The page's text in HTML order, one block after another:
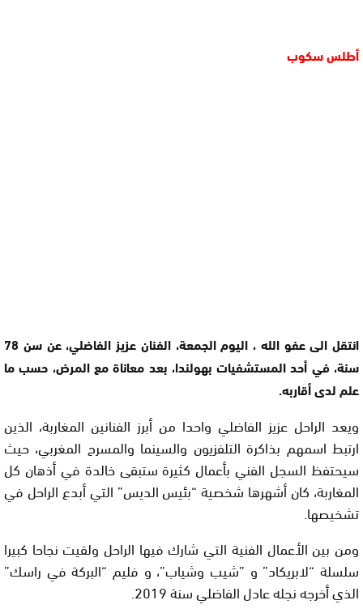
أطلس سكوب
انتقل الى عفو الله ، اليوم الجمعة، الفنان عزيز الفاضلي، عن سن 78
سنة، في أحد المستشفيات بهولندا، بعد معاناة مع المرض، حسب ما
علم لدى أقاربه.
ويعد الراحل عزيز الفاضلي واحدا من أبرز الفنانين المغاربة، الذين
ارتبط اسمهم بذاكرة التلفزيون والسينما والمسرح المغربي، حيث
سيحتفظ السجل الفني بأعمال كثيرة ستبقى خالدة في أذهان كل
المغاربة، كان أشهرها شخصية “بئيس الديس” التي أبدع الراحل في
تشخيصها.
ومن بين الأعمال الفنية التي شارك فيها الراحل ولقيت نجاحا كبيرا
سلسلة “لابريكاد” و ”شيب وشياب”، و فليم “البركة في راسك”
الذي أخرجه نجله عادل الفاضلي سنة 2019.